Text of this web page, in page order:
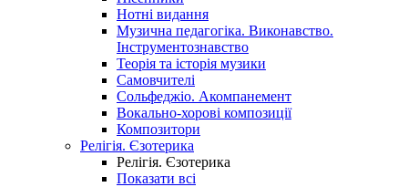
Нотні видання
Музична педагогіка. Виконавство.
Інструментознавство
Теорія та історія музики
Самовчителі
Сольфеджіо. Акомпанемент
Вокально-хорові композиції
Композитори
Релігія. Єзотерика
Релігія. Єзотерика
Показати всі